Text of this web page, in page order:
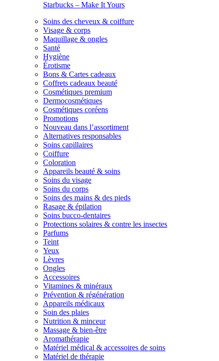
Starbucks – Make It Yours
Soins des cheveux & coiffure
Visage & corps
Maquillage & ongles
Santé
Hygiène
Érotisme
Bons & Cartes cadeaux
Coffrets cadeaux beauté
Cosmétiques premium
Dermocosmétiques
Cosmétiques coréens
Promotions
Nouveau dans l’assortiment
Alternatives responsables
Soins capillaires
Coiffure
Coloration
Appareils beauté & soins
Soins du visage
Soins du corps
Soins des mains & des pieds
Rasage & épilation
Soins bucco-dentaires
Protections solaires & contre les insectes
Parfums
Teint
Yeux
Lèvres
Ongles
Accessoires
Vitamines & minéraux
Prévention & régénération
Appareils médicaux
Soin des plaies
Nutrition & minceur
Massage & bien-être
Aromathérapie
Matériel médical & accessoires de soins
Matériel de thérapie